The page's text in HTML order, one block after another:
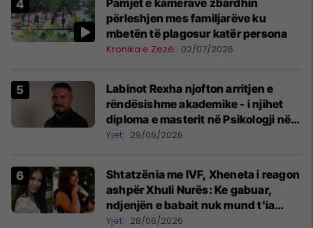
Pamjet e kamerave zbardhin
përleshjen mes familjarëve ku
mbetën të plagosur katër persona
Kronika e Zezë 02/07/2026
Labinot Rexha njofton arritjen e
rëndësishme akademike - i njihet
diploma e masterit në Psikologji në
Zvicër
Yjet 29/06/2026
Shtatzënia me IVF, Xheneta i reagon
ashpër Xhuli Nurës: Ke gabuar,
ndjenjën e babait nuk mund t'ia
plotësosh kurrë
Yjet 28/06/2026